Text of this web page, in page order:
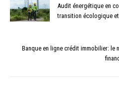
Audit énergétique en
transition écologique
Banque en ligne crédit immobilier: le